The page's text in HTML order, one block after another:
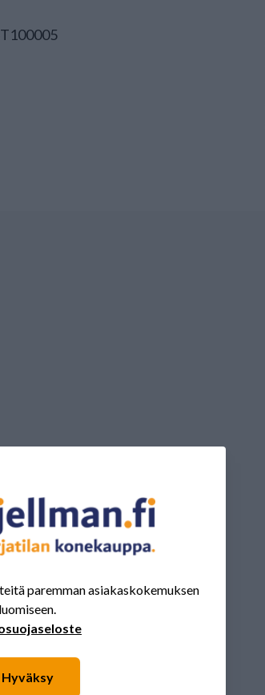
paremman asiakaskokemuksen
luomiseen.
Hyväksy